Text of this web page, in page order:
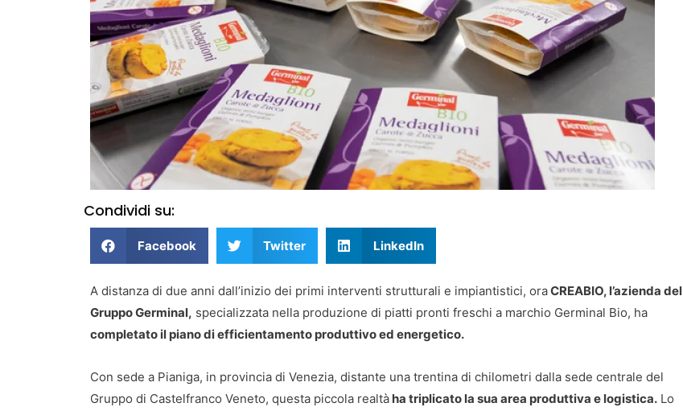
Condividi su:
Facebook Twitter LinkedIn
A distanza di due anni dall’inizio dei primi interventi strutturali e impiantistici, oraCREABIO, l’azienda del
Gruppo Germinal, specializzata nella produzione di piatti pronti freschi a marchio Germinal Bio, ha
completato il piano di efficientamento produttivo ed energetico.
Con sede a Pianiga, in provincia di Venezia, distante una trentina di chilometri dalla sede centrale del
Gruppo di Castelfranco Veneto, questa piccola realtà ha triplicato la sua area produttiva e logistica. Lo